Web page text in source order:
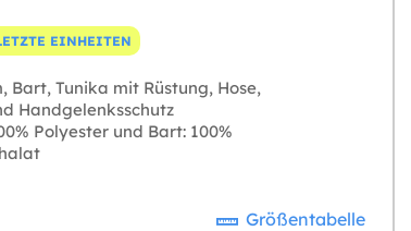
EINHEITEN
Bart, Tunika mit Rüstung, Hose,
Handgelenksschutz
Polyester und Bart: 100%
Größentabelle